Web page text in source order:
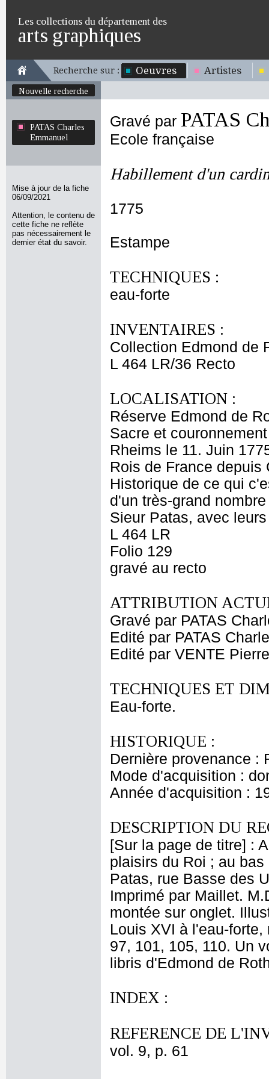
Les collections du département des
arts graphiques
Recherche sur : Oeuvres Artistes
Nouvelle recherche
PATAS Charles
Emmanuel
Mise à jour de la fiche
06/09/2021
Attention, le contenu de
cette fiche ne reflète
pas nécessairement le
dernier état du savoir.
Gravé par PATAS
Ecole française
Habillement d'un
1775
Estampe
TECHNIQUES :
eau-forte
INVENTAIRES :
Collection Edmond de
L 464 LR/36 Recto
LOCALISATION :
Réserve Edmond de
Sacre et
Rheims le 11. Juin
Rois de France
Historique de ce qui
d'un très-grand
Sieur Patas, avec
L 464 LR
Folio 129
gravé au recto
ATTRIBUTION
Gravé par PATAS
Edité par PATAS
Edité par VENTE Pierre
TECHNIQUES ET
Eau-forte.
HISTORIQUE :
Dernière provenance :
Mode d'acquisition :
Année d'acquisition :
DESCRIPTION DU
[Sur la page de titre] :
plaisirs du Roi ; au
Patas, rue Basse des
Imprimé par Maillet.
montée sur onglet.
Louis XVI à l'eau-
97, 101, 105, 110. Un
libris d'Edmond de
INDEX :
REFERENCE DE
vol. 9, p. 61